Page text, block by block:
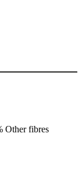
Other fibres